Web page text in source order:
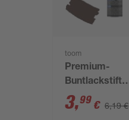
toom
Premium-
Buntlackstift
schokobraun
glänzend 12 ml
3,99 € 6,19 €